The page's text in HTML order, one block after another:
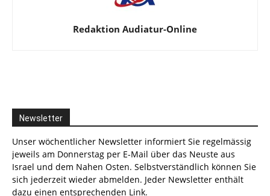
Redaktion Audiatur-Online
Newsletter
Unser wöchentlicher Newsletter informiert Sie regelmässig
jeweils am Donnerstag per E-Mail über das Neuste aus
Israel und dem Nahen Osten. Selbstverständlich können Sie
sich jederzeit wieder abmelden. Jeder Newsletter enthält
dazu einen entsprechenden Link.